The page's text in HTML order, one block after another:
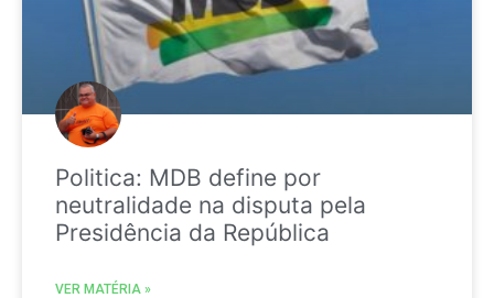
Politica: MDB define por
neutralidade na disputa pela
Presidência da República
VER MATÉRIA »